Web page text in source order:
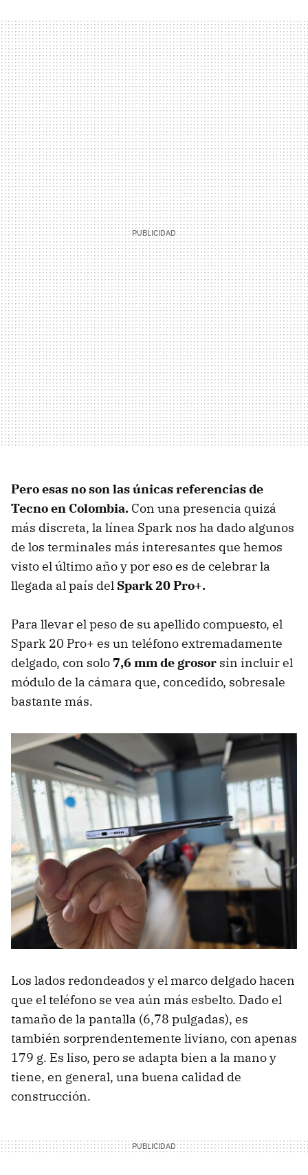
Pero esas no son las únicas referencias de
Tecno en Colombia. Con una presencia quizá
más discreta, la línea Spark nos ha dado algunos
de los terminales más interesantes que hemos
visto el último año y por eso es de celebrar la
llegada al país del Spark 20 Pro+.
Para llevar el peso de su apellido compuesto, el
Spark 20 Pro+ es un teléfono extremadamente
delgado, con solo 7,6 mm de grosor sin incluir el
módulo de la cámara que, concedido, sobresale
bastante más.
Los lados redondeados y el marco delgado hacen
que el teléfono se vea aún más esbelto. Dado el
tamaño de la pantalla (6,78 pulgadas), es
también sorprendentemente liviano, con apenas
179 g. Es liso, pero se adapta bien a la mano y
tiene, en general, una buena calidad de
construcción.